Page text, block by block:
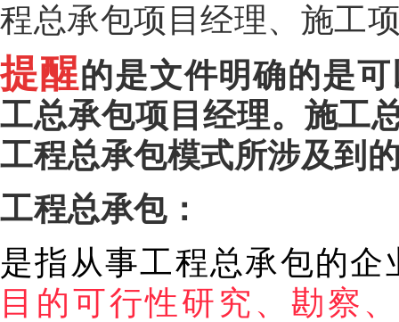
程总承包项目经理、施工
提醒的是文件明确的是
工总承包项目经理。施工
工程总承包模式所涉及到
工程总承包：
是指从事工程总承包的
目的可行性研究、勘察